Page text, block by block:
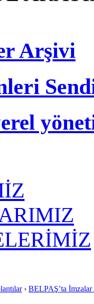
Arşivi
› BELPAŞ’ta İmzalar